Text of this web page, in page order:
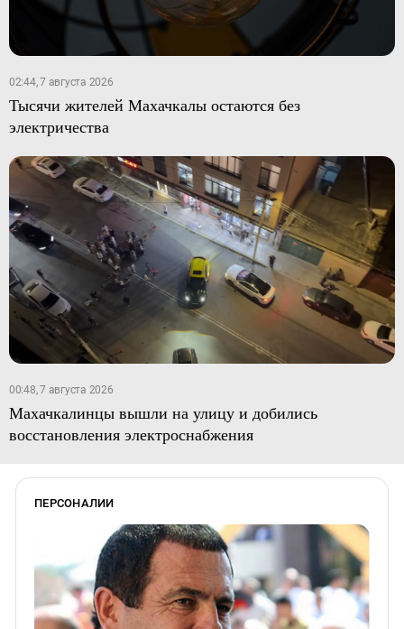
02:44, 7 августа 2026
Тысячи жителей Махачкалы остаются без
электричества
00:48, 7 августа 2026
Махачкалинцы вышли на улицу и добились
восстановления электроснабжения
ПЕРСОНАЛИИ